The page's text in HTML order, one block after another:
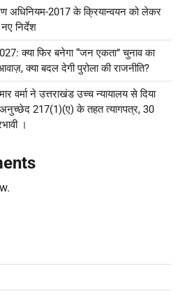
अधिनियम-2017 के क्रियान्वयन को लेकर
निर्देश
क्या फिर बनेगा “जन एकता” चुनाव का
क्या बदल देगी पुरोला की राजनीति?
वर्मा ने उत्तराखंड उच्च न्यायालय से दिया
अनुच्छेद 217(1)(ए) के तहत त्यागपत्र, 30
।